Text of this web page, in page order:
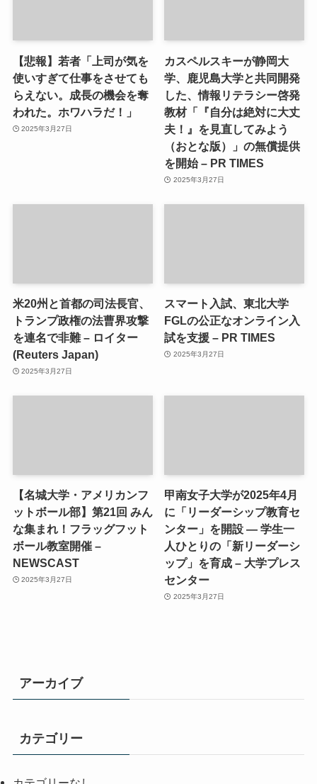
【悲報】若者「上司が気を
使いすぎて仕事をさせても
らえない。成長の機会を奪
われた。ホワハラだ！」
2025年3月27日
カスペルスキーが静岡大
学、鹿児島大学と共同開発
した、情報リテラシー啓発
教材「『自分は絶対に大丈
夫！』を見直してみよう
（おとな版）」の無償提供
を開始 – PR TIMES
2025年3月27日
米20州と首都の司法長官、
トランプ政権の法曹界攻撃
を連名で非難 – ロイター
(Reuters Japan)
2025年3月27日
スマート入試、東北大学
FGLの公正なオンライン入
試を支援 – PR TIMES
2025年3月27日
【名城大学・アメリカンフ
ットボール部】第21回 みん
な集まれ！フラッグフット
ボール教室開催 –
NEWSCAST
2025年3月27日
甲南女子大学が2025年4月
に「リーダーシップ教育セ
ンター」を開設 ― 学生一
人ひとりの「新リーダーシ
ップ」を育成 – 大学プレス
センター
2025年3月27日
アーカイブ
カテゴリー